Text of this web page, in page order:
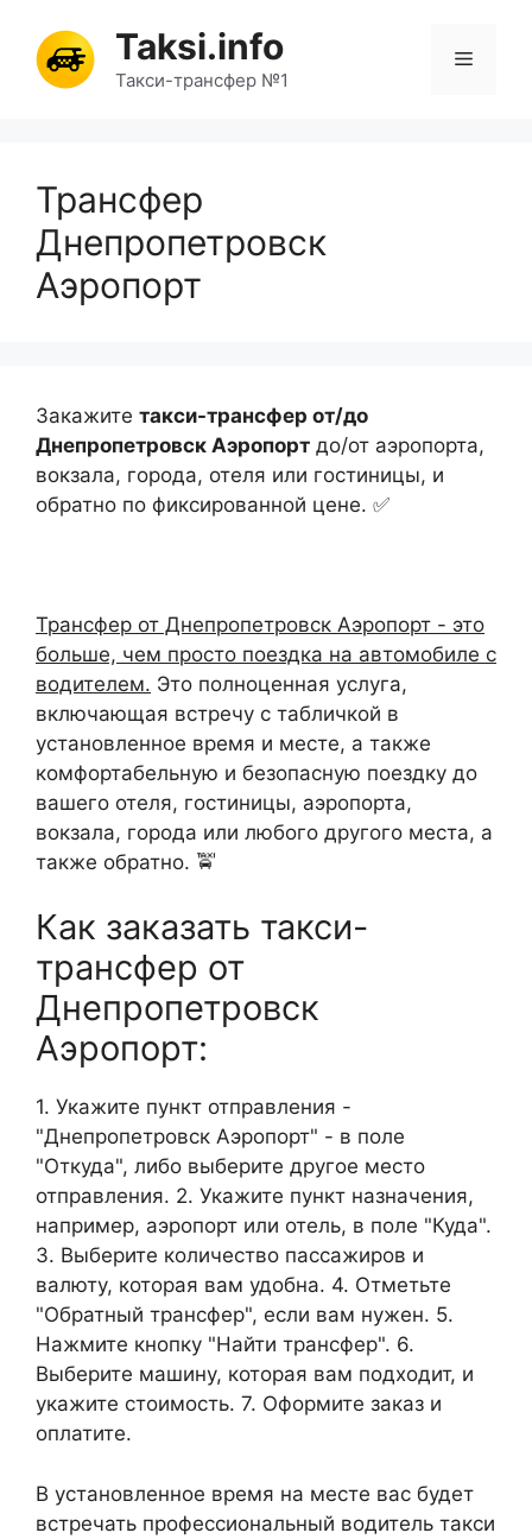
содержимому
Taksi.info
Такси-трансфер №1
Меню
Трансфер
Днепропетровск
Аэропорт
Закажите такси-трансфер от/до
Днепропетровск Аэропорт до/от аэропорта,
вокзала, города, отеля или гостиницы, и
обратно по фиксированной цене. ✅
Трансфер от Днепропетровск Аэропорт - это
больше, чем просто поездка на автомобиле с
водителем. Это полноценная услуга,
включающая встречу с табличкой в
установленное время и месте, а также
комфортабельную и безопасную поездку до
вашего отеля, гостиницы, аэропорта,
вокзала, города или любого другого места, а
также обратно. 🚖
Как заказать такси-
трансфер от
Днепропетровск
Аэропорт:
1. Укажите пункт отправления -
"Днепропетровск Аэропорт" - в поле
"Откуда", либо выберите другое место
отправления. 2. Укажите пункт назначения,
например, аэропорт или отель, в поле "Куда".
3. Выберите количество пассажиров и
валюту, которая вам удобна. 4. Отметьте
"Обратный трансфер", если вам нужен. 5.
Нажмите кнопку "Найти трансфер". 6.
Выберите машину, которая вам подходит, и
укажите стоимость. 7. Оформите заказ и
оплатите.
В установленное время на месте вас будет
встречать профессиональный водитель такси